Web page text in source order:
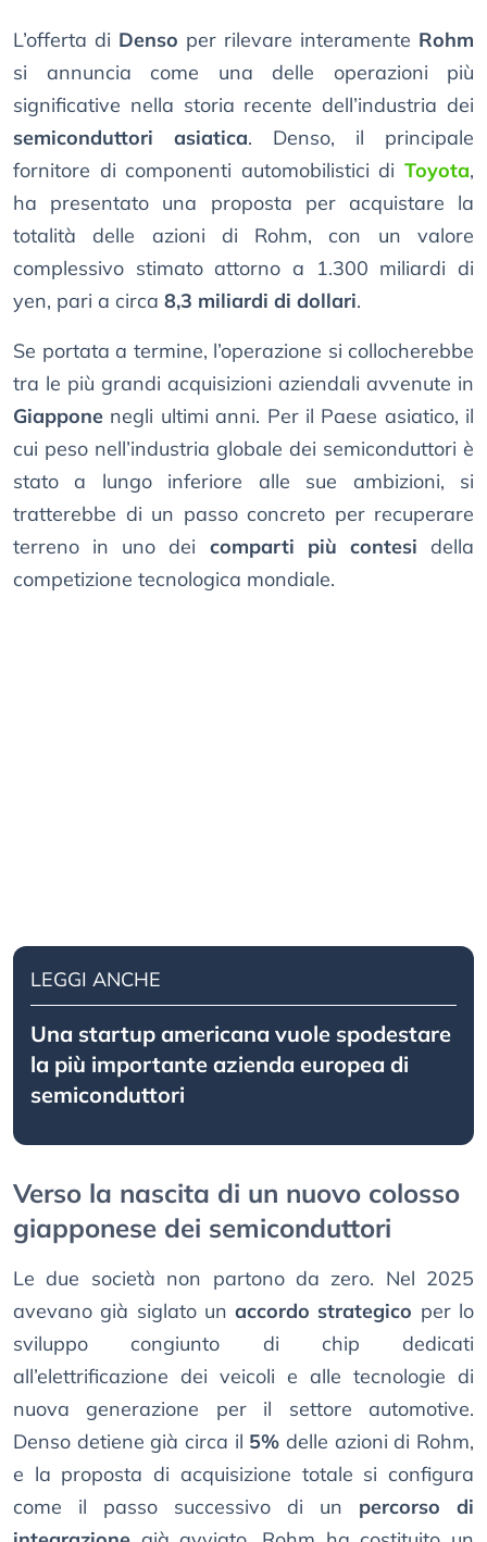
L’offerta di Denso per rilevare interamente Rohm
si annuncia come una delle operazioni più
significative nella storia recente dell’industria dei
semiconduttori asiatica. Denso, il principale
fornitore di componenti automobilistici di Toyota,
ha presentato una proposta per acquistare la
totalità delle azioni di Rohm, con un valore
complessivo stimato attorno a 1.300 miliardi di
yen, pari a circa 8,3 miliardi di dollari.
Se portata a termine, l’operazione si collocherebbe
tra le più grandi acquisizioni aziendali avvenute in
Giappone negli ultimi anni. Per il Paese asiatico, il
cui peso nell’industria globale dei semiconduttori è
stato a lungo inferiore alle sue ambizioni, si
tratterebbe di un passo concreto per recuperare
terreno in uno dei comparti più contesi della
competizione tecnologica mondiale.
LEGGI ANCHE
Una startup americana vuole spodestare
la più importante azienda europea di
semiconduttori
Verso la nascita di un nuovo colosso
giapponese dei semiconduttori
Le due società non partono da zero. Nel 2025
avevano già siglato unaccordo strategico per lo
sviluppo congiunto di chip dedicati
all’elettrificazione dei veicoli e alle tecnologie di
nuova generazione per il settore automotive.
Denso detiene già circa il 5% delle azioni di Rohm,
e la proposta di acquisizione totale si configura
come il passo successivo di un percorso di